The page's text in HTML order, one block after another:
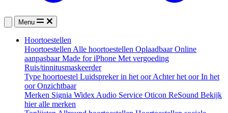
Menu
Hoortoestellen
HoortoestellenAlle hoortoestellen OplaadbaarOnline
aanpasbaarMade for iPhone Met vergoeding
Ruis/tinnitusmaskeerder
Type hoortoestel Luidspreker in het oorAchter het oorIn het
oorOnzichtbaar
Merken Signia WidexAudio Service Oticon ReSound Bekijk
hier alle merken